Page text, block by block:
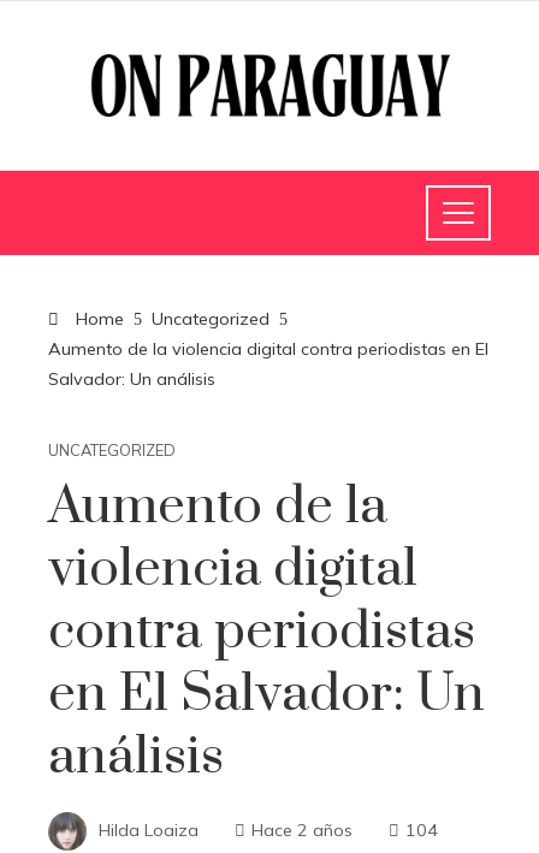
Home
Uncategorized
Aumento de la violencia digital contra periodistas en El
Salvador: Un análisis
UNCATEGORIZED
Aumento de la
violencia digital
contra periodistas
en El Salvador: Un
análisis
Hilda Loaiza Hace 2 años 104